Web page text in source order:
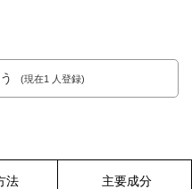
(現在1 人登録)
法 主要成分